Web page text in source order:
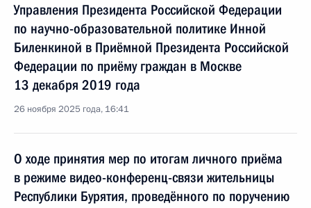
Управления Президента Российской Федерации
по научно-образовательной политике Инной
Биленкиной в Приёмной Президента Российской
Федерации по приёму граждан в Москве
13 декабря 2019 года
26 ноября 2025 года, 16:41
О ходе принятия мер по итогам личного приёма
в режиме видео-конференц-связи жительницы
Республики Бурятия, проведённого по поручению